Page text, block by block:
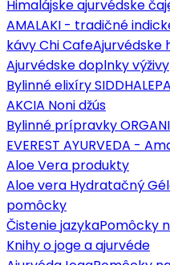
Himalájske ajurvédske čaje
AMALAKI - tradičné
kávy Chi CafeAjurvédske
Ajurvédske doplnky výživy
Bylinné elixíry SIDDHALEPA
AKCIA Noni džús
Bylinné prípravky
EVEREST AYURVEDA -
Aloe Vera produkty
Aloe vera Hydratačný
pomôcky
Čistenie jazykaPomôcky
Knihy o joge a ajurvéde